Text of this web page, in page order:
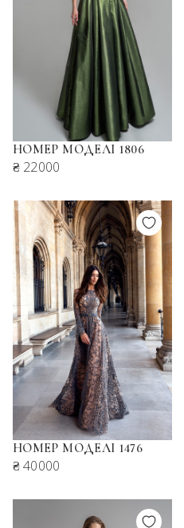
НОМЕР МОДЕЛІ 1806
₴ 22000
НОМЕР МОДЕЛІ 1476
₴ 40000